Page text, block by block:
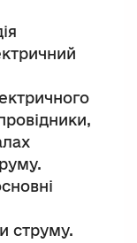
струму.